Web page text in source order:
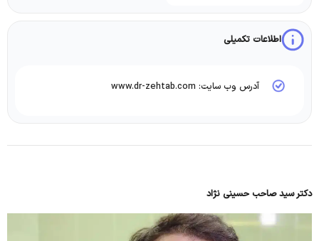
اطلاعات تکمیلی
آدرس وب سایت: www.dr-zehtab.com
دکتر سید صاحب حسینی نژاد